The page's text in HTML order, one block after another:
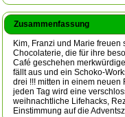
Zusammenfassung
Kim, Franzi und Marie
Chocolaterie, die für ihre
Café geschehen
fällt aus und ein Schoko-
drei !!! mitten in einem neuen
jeden Tag wird eine
weihnachtliche Lifehacks,
Einstimmung auf die